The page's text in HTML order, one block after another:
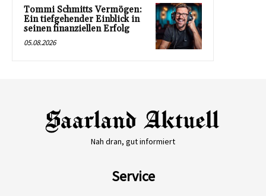
Tommi Schmitts Vermögen:
Ein tiefgehender Einblick in
seinen finanziellen Erfolg
05.08.2026
Nah dran, gut informiert
Service